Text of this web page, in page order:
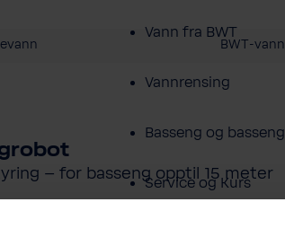
Vann fra BWT
Vannrensing
Basseng og
Service og Kurs
BWT-
– for basseng opptil 15 meter